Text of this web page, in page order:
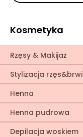
Kosmetyka
Rzęsy & Makijaż
Stylizacja rzęs&brwi
Henna
Henna pudrowa
Depilacja woskiem